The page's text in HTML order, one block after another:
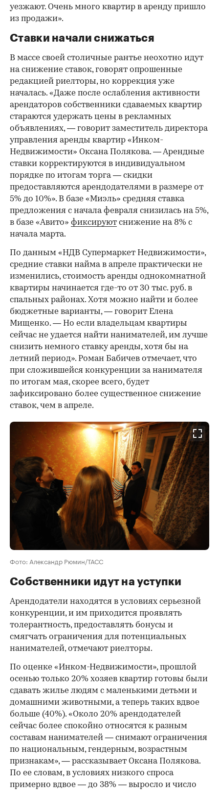
уезжают. Очень много квартир в аренду пришло
из продажи».
Ставки начали снижаться
В массе своей столичные рантье неохотно идут
на снижение ставок, говорят опрошенные
редакцией риелторы, но коррекция уже
началась. «Даже после ослабления активности
арендаторов собственники сдаваемых квартир
стараются удержать цены в рекламных
объявлениях, — говорит заместитель директора
управления аренды квартир «Инком-
Недвижимости» Оксана Полякова. — Арендные
ставки корректируются в индивидуальном
порядке по итогам торга — скидки
предоставляются арендодателями в размере от
5% до 10%». В базе «Миэль» средняя ставка
предложения с начала февраля снизилась на 5%,
в базе «Авито» фиксируют снижение на 8% с
начала марта.
По данным «НДВ Супермаркет Недвижимости»,
средние ставки найма в апреле практически не
изменились, стоимость аренды однокомнатной
квартиры начинается где-то от 30 тыс. руб. в
спальных районах. Хотя можно найти и более
бюджетные варианты, — говорит Елена
Мищенко. — Но если владельцам квартиры
сейчас не удается найти нанимателей, им лучше
снизить немного ставку аренды, хотя бы на
летний период». Роман Бабичев отмечает, что
при сложившейся конкуренции за нанимателя
по итогам мая, скорее всего, будет
зафиксировано более существенное снижение
ставок, чем в апреле.
Фото: Александр Рюмин/ТАСС
Собственники идут на уступки
Арендодатели находятся в условиях серьезной
конкуренции, и им приходится проявлять
толерантность, предоставлять бонусы и
смягчать ограничения для потенциальных
нанимателей, отмечают риелторы.
По оценке «Инком-Недвижимости», прошлой
осенью только 20% хозяев квартир готовы были
сдавать жилье людям с маленькими детьми и
домашними животными, а теперь таких вдвое
больше (40%). «Около 20% арендодателей
сейчас более спокойно относятся к разным
составам нанимателей — снимают ограничения
по национальным, гендерным, возрастным
признакам», — рассказывает Оксана Полякова.
По ее словам, в условиях низкого спроса
примерно вдвое — до 38% — выросло и число